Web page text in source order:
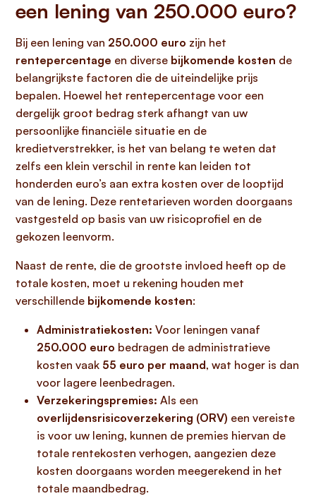
een lening van 250.000 euro?
Bij een lening van 250.000 euro zijn het
rentepercentage en diverse bijkomende kosten de
belangrijkste factoren die de uiteindelijke prijs
bepalen. Hoewel het rentepercentage voor een
dergelijk groot bedrag sterk afhangt van uw
persoonlijke financiële situatie en de
kredietverstrekker, is het van belang te weten dat
zelfs een klein verschil in rente kan leiden tot
honderden euro’s aan extra kosten over de looptijd
van de lening. Deze rentetarieven worden doorgaans
vastgesteld op basis van uw risicoprofiel en de
gekozen leenvorm.
Naast de rente, die de grootste invloed heeft op de
totale kosten, moet u rekening houden met
verschillende bijkomende kosten:
Administratiekosten: Voor leningen vanaf
250.000 euro bedragen de administratieve
kosten vaak 55 euro per maand, wat hoger is dan
voor lagere leenbedragen.
Verzekeringspremies: Als een
overlijdensrisicoverzekering (ORV) een vereiste
is voor uw lening, kunnen de premies hiervan de
totale rentekosten verhogen, aangezien deze
kosten doorgaans worden meegerekend in het
totale maandbedrag.